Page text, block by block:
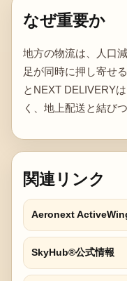
なぜ重要か
地方の物流は、人口
足が同時に押し寄せ
とNEXT DELIVERY
く、地上配送と結び
関連リンク
Aeronext
SkyHub®公式情報